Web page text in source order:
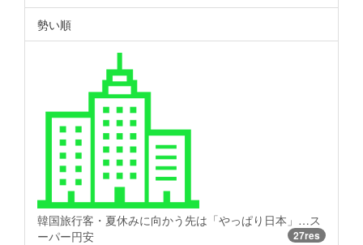
勢い順
韓国旅行客・夏休みに向かう先は「やっぱり日本」…ス
ーパー円安
27res